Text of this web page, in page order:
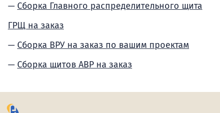
Сборка Главного распределительного щита
ГРЩ на заказ
Сборка ВРУ на заказ по вашим проектам
Сборка щитов АВР на заказ